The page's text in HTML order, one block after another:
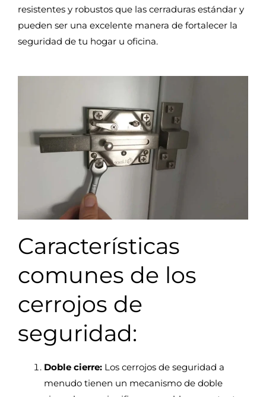
resistentes y robustos que las cerraduras estándar y
pueden ser una excelente manera de fortalecer la
seguridad de tu hogar u oficina.
Características
comunes de los
cerrojos de
seguridad:
Doble cierre:Los cerrojos de seguridad a
menudo tienen un mecanismo de doble